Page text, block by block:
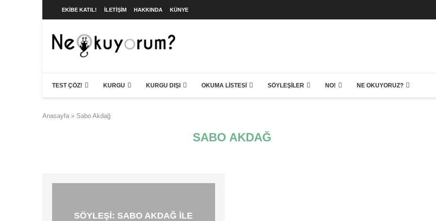
EKIBE KATIL! İLETIŞIM HAKKINDA KÜNYE
TEST ÇÖZ! KURGU KURGU DIŞI OKUMA LISTESI SÖYLEŞILER NO! NE OKUYORUZ?
Anasayfa » Sabo Akdağ
SABO AKDAĞ
SÖYLEŞI: SABO AKDAĞ ILE